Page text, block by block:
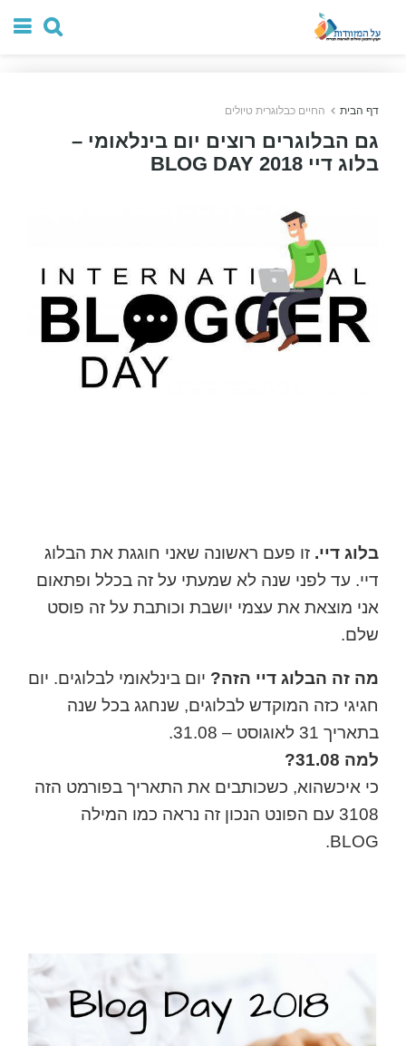
דף הבית החיים כבלוגרית טיולים
גם הבלוגרים רוצים יום בינלאומי –
בלוג דיי 2018 BLOG DAY
בלוג דיי. זו פעם ראשונה שאני חוגגת את הבלוג
דיי. עד לפני שנה לא שמעתי על זה בכלל ופתאום
אני מוצאת את עצמי יושבת וכותבת על זה פוסט
שלם.
מה זה הבלוג דיי הזה? יום בינלאומי לבלוגים. יום
חגיגי כזה המוקדש לבלוגים, שנחגג בכל שנה
בתאריך 31 לאוגוסט – 31.08.
למה 31.08?
כי איכשהוא, כשכותבים את התאריך בפורמט הזה
3108 עם הפונט הנכון זה נראה כמו המילה
BLOG.